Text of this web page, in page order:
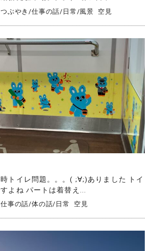
つぶやき /仕事の話/ 日常 /風景 空見
トイレ問題。。。( ;∀;)ありました トイ
よね パートは着替え...
仕事の話/体の話/ 日常 空見